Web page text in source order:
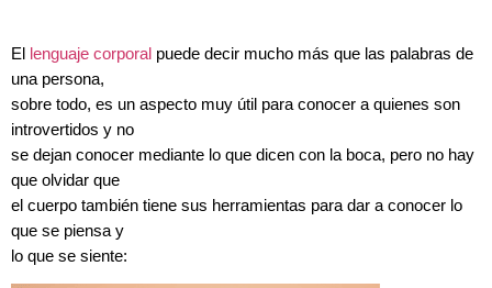
El lenguaje corporal puede decir mucho más que las palabras de
una persona,
sobre todo, es un aspecto muy útil para conocer a quienes son
introvertidos y no
se dejan conocer mediante lo que dicen con la boca, pero no hay
que olvidar que
el cuerpo también tiene sus herramientas para dar a conocer lo
que se piensa y
lo que se siente: